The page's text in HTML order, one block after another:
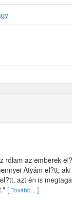
rólam az emberek
Atyám el?tt;
azt én is
[ Tovább... ]